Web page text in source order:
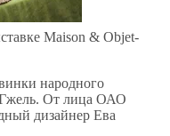
Maison & Objet-
народного
Гжель. От лица ОАО
дизайнер Ева